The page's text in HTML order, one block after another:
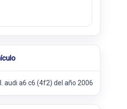
audi a6 c6 (4f2) del año 2006